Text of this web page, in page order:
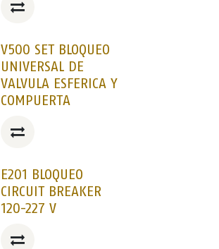
V500 SET BLOQUEO
UNIVERSAL DE
VALVULA ESFERICA Y
COMPUERTA
E201 BLOQUEO
CIRCUIT BREAKER
120-227 V